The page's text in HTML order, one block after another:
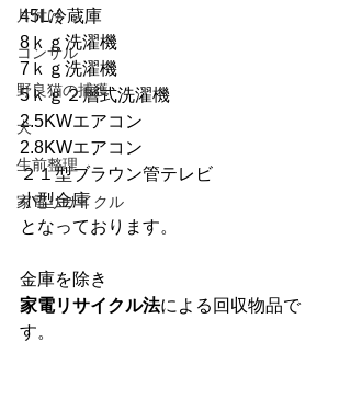
片付け
コンサル
野良猫の捕獲
犬
生前整理
家電リサイクル
45L冷蔵庫
8ｋｇ洗濯機
7ｋｇ洗濯機
5ｋｇ２層式洗濯機
2.5KWエアコン
2.8KWエアコン
２１型ブラウン管テレビ
小型金庫
となっております。
金庫を除き
家電リサイクル法による回収物品で
す。